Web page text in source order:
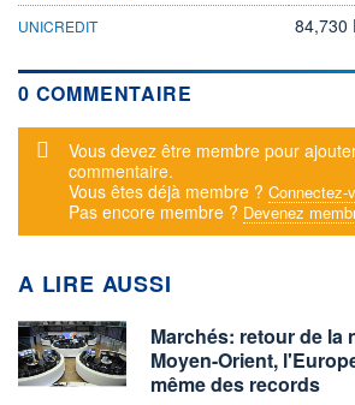
UNICREDIT 84,730
0 COMMENTAIRE
Message d'alerte
Vous devez être membre pour
commentaire.
Vous êtes déjà membre ? Connectez-
Pas encore membre ? Devenez
A LIRE AUSSI
Marchés: retour de la
Moyen-Orient,
même des records